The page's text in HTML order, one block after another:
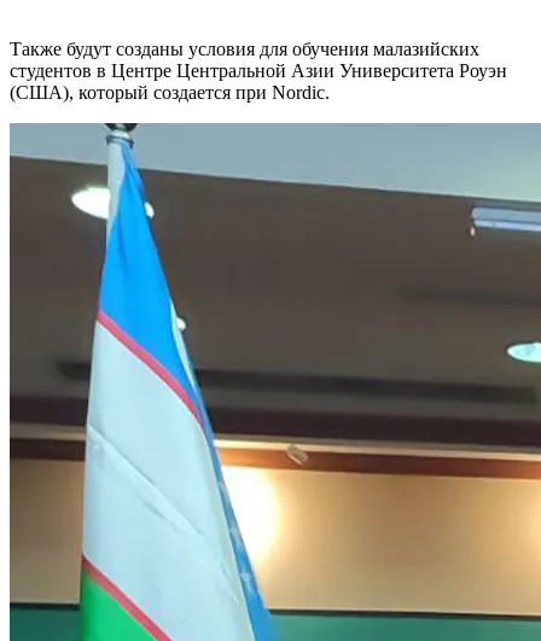
Также будут созданы условия для обучения малазийских
студентов в Центре Центральной Азии Университета Роуэн
(США), который создается при Nordic.